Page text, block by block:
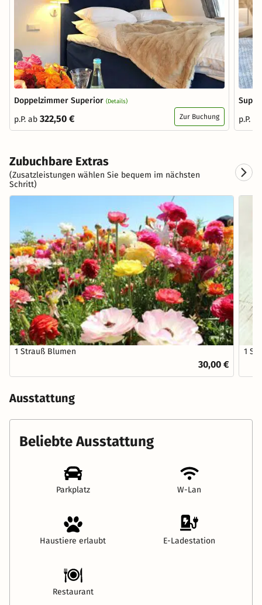
Doppelzimmer Superior (Details)
p.P. ab 322,50 € Zur Buchung
p.P.
Zubuchbare Extras
(Zusatzleistungen wählen Sie bequem im nächsten
Schritt)
1 Strauß Blumen
30,00 €
1
Ausstattung
Beliebte Ausstattung
Parkplatz W-Lan
Haustiere erlaubt E-Ladestation
Restaurant